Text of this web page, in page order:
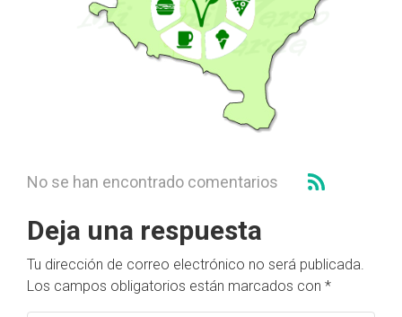
No se han encontrado comentarios
Deja una respuesta
Tu dirección de correo electrónico no será publicada.
Los campos obligatorios están marcados con *